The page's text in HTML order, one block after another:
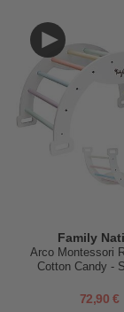
Family
Arco Montessori
Cotton Candy -
72,90 €